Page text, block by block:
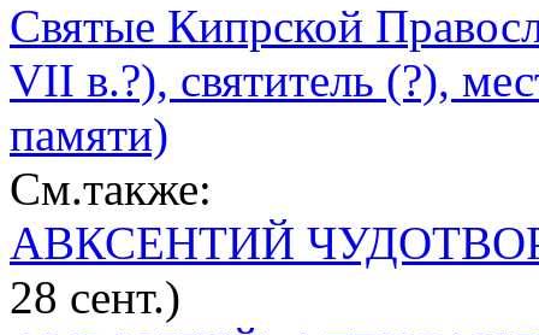
Святые Кипрской
VII в.?), святитель (?),
памяти)
См.также:
АВКСЕНТИЙ
28 сент.)